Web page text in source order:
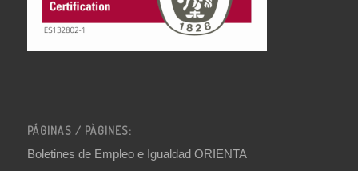
PÁGINAS / PÀGINES:
Boletines de Empleo e Igualdad ORIENTA